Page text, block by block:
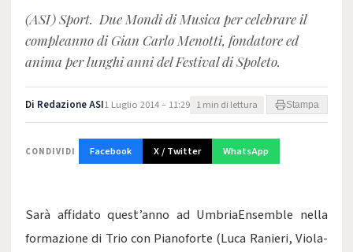
(ASI) Sport. Due Mondi di Musica per celebrare il
compleanno di Gian Carlo Menotti, fondatore ed
anima per lunghi anni del Festival di Spoleto.
Di Redazione ASI1 Luglio 2014 – 11:29 1 min di lettura Stampa
CONDIVIDI Facebook X / Twitter WhatsApp
Sarà affidato quest’anno ad UmbriaEnsemble nella
formazione di Trio con Pianoforte (Luca Ranieri, Viola-